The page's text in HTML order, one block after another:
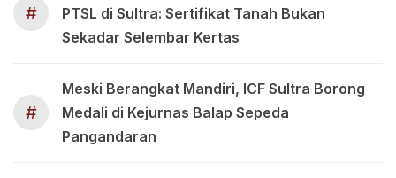
#
PTSL di Sultra: Sertifikat Tanah Bukan
Sekadar Selembar Kertas
#
Meski Berangkat Mandiri, ICF Sultra Borong
Medali di Kejurnas Balap Sepeda
Pangandaran